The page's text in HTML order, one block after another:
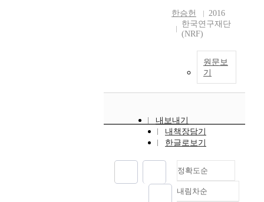
한승헌
2016
한국연구재단
(NRF)
원문보
기
내보내기
내책장담기
한글로보기
정확도순
정확도
내림차순